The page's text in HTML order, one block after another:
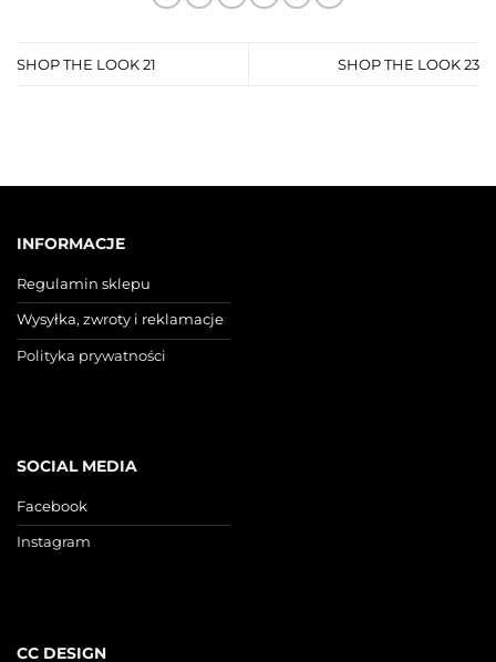
SHOP THE LOOK 21 SHOP THE LOOK 23
INFORMACJE
Regulamin sklepu
Wysyłka, zwroty i reklamacje
Polityka prywatności
SOCIAL MEDIA
Facebook
Instagram
CC DESIGN